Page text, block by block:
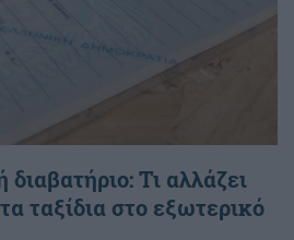
Τι αλλάζει
ταξίδια στο εξωτερικό